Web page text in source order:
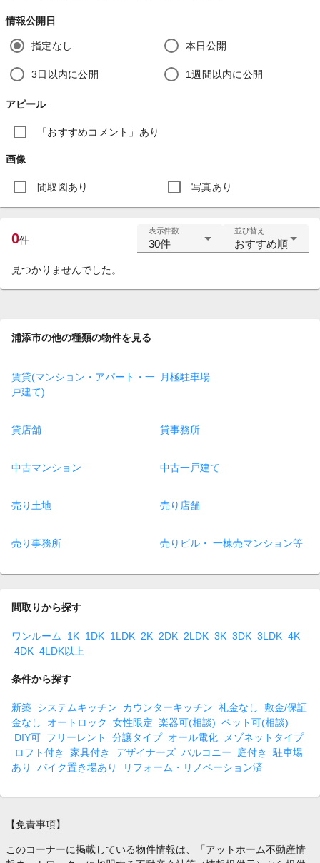
情報公開日
指定なし 本日公開
3日以内に公開 1週間以内に公開
アピール
「おすすめコメント」あり
画像
間取図あり 写真あり
0件
表示件数
30件
並び替え
おすすめ順
見つかりませんでした。
浦添市の他の種類の物件を見る
賃貸(マンション・アパート・一
戸建て)
月極駐車場
貸店舗 貸事務所
中古マンション 中古一戸建て
売り土地 売り店舗
売り事務所 売りビル・ 一棟売マンション等
間取りから探す
ワンルーム 1K 1DK 1LDK 2K 2DK 2LDK 3K 3DK 3LDK 4K
4DK 4LDK以上
条件から探す
新築 システムキッチン カウンターキッチン 礼金なし
敷金/保証
金なし
オートロック 女性限定 楽器可(相談) ペット可(相談)
DIY可 フリーレント 分譲タイプ オール電化
メゾネットタイプ
ロフト付き
家具付き デザイナーズ バルコニー 庭付き
駐車場
あり
バイク置き場あり リフォーム・リノベーション済
【免責事項】
このコーナーに掲載している物件情報は、「アットホーム不動産情